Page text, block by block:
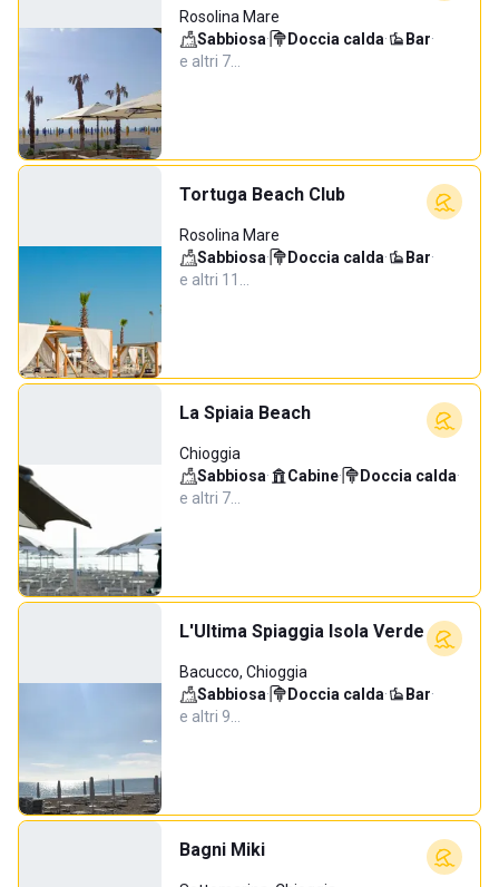
Rosolina Mare
Sabbiosa· Doccia calda· Bar·
e altri 7…
Tortuga Beach Club
Rosolina Mare
Sabbiosa· Doccia calda· Bar·
e altri 11…
La Spiaia Beach
Chioggia
Sabbiosa· Cabine· Doccia calda·
e altri 7…
L'Ultima Spiaggia Isola Verde
Bacucco, Chioggia
Sabbiosa· Doccia calda· Bar·
e altri 9…
Bagni Miki